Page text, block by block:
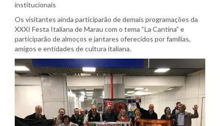
institucionais
Os visitantes ainda participarão de demais programações da
XXXI Festa Italiana de Marau com o tema “La Cantina” e
participarão de almoços e jantares oferecidos por famílias,
amigos e entidades de cultura italiana.